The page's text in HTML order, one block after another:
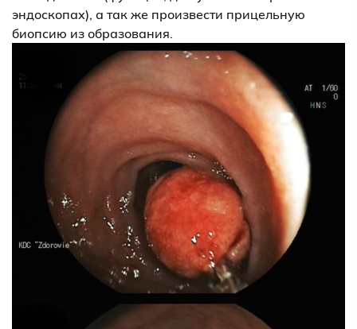
эндоскопах), а так же произвести прицельную
биопсию из образования.